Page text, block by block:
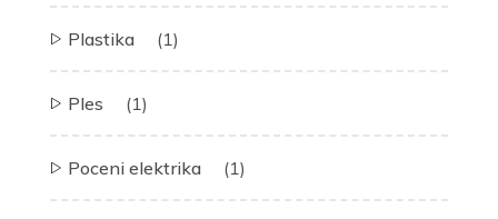
Plastika (1)
Ples (1)
Poceni elektrika (1)